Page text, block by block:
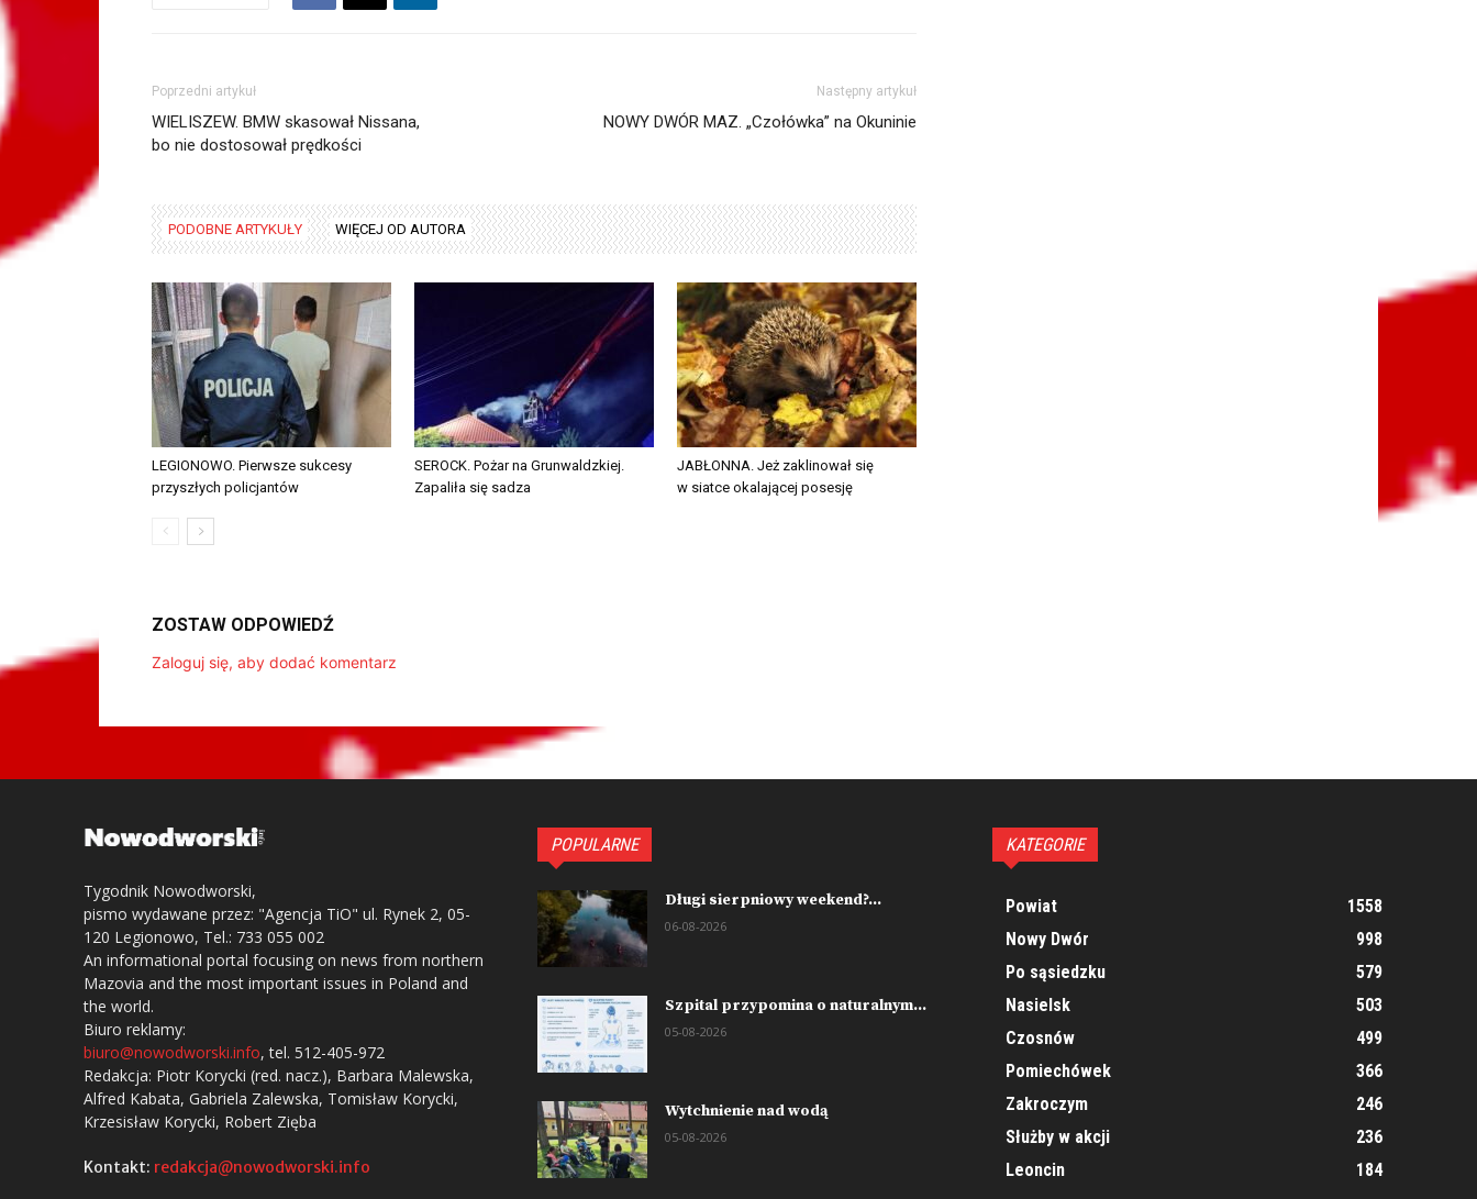
Poprzedni artykuł
WIELISZEW. BMW skasował Nissana,
bo nie dostosował prędkości
Następny artykuł
NOWY DWÓR MAZ. „Czołówka” na Okuninie
PODOBNE ARTYKUŁY WIĘCEJ OD AUTORA
LEGIONOWO. Pierwsze sukcesy
przyszłych policjantów
SEROCK. Pożar na Grunwaldzkiej.
Zapaliła się sadza
JABŁONNA. Jeż zaklinował się
w siatce okalającej posesję
ZOSTAW ODPOWIEDŹ
Zaloguj się, aby dodać komentarz
Tygodnik Nowodworski,
pismo wydawane przez: "Agencja TiO" ul. Rynek 2, 05-
120 Legionowo, Tel.: 733 055 002
An informational portal focusing on news from northern
Mazovia and the most important issues in Poland and
the world.
Biuro reklamy:
biuro@nowodworski.info, tel. 512-405-972
Redakcja: Piotr Korycki (red. nacz.), Barbara Malewska,
Alfred Kabata, Gabriela Zalewska, Tomisław Korycki,
Krzesisław Korycki, Robert Zięba
Kontakt: redakcja@nowodworski.info
POPULARNE
Długi sierpniowy weekend?...
06-08-2026
Szpital przypomina o naturalnym...
05-08-2026
Wytchnienie nad wodą
05-08-2026
KATEGORIE
Powiat
1558
Nowy Dwór
998
Po sąsiedzku
579
Nasielsk
503
Czosnów
499
Pomiechówek
366
Zakroczym
246
Służby w akcji
236
Leoncin
184